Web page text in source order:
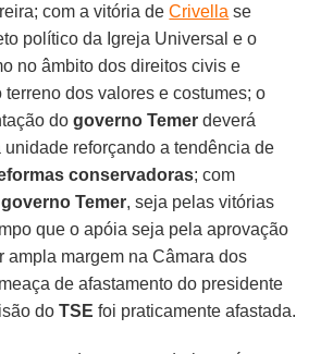
com a vitória de Crivella se
político da Igreja Universal e o
no âmbito dos direitos civis e
dos valores e costumes; o
dogoverno Temer deverá
unidade reforçando a tendência de
conservadoras; com
governo Temer, seja pelas vitórias
que o apóia seja pela aprovação
ampla margem na Câmara dos
de afastamento do presidente
doTSE foi praticamente afastada.